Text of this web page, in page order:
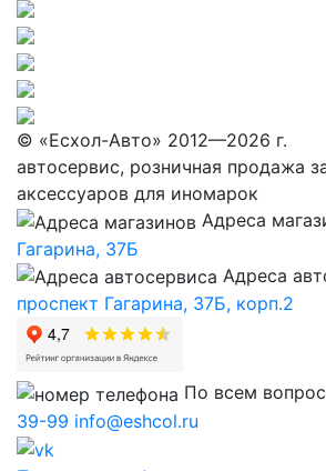
© «Eсхол-Авто» 2012—2026 г.
автосервис, розничная продажа
аксессуаров для иномарок
Адреса
Гагарина, 37Б
Адреса
проспект Гагарина, 37Б, корп.2
По всем
39-99 info@eshcol.ru